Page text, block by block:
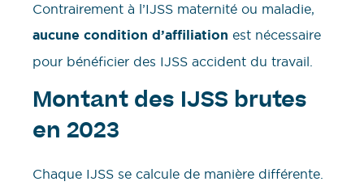
Contrairement à l’IJSS maternité ou maladie,
aucune condition d’affiliation est nécessaire
pour bénéficier des IJSS accident du travail.
Montant des IJSS brutes
en 2023
Chaque IJSS se calcule de manière différente.